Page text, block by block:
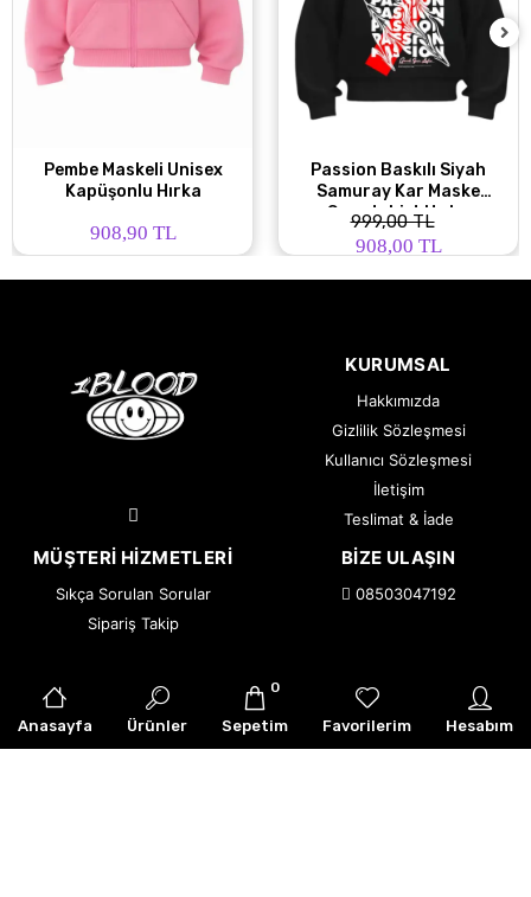
Pembe Maskeli Unisex
Kapüşonlu Hırka
908,90 TL
Passion Baskılı Siyah
Samuray Kar Maske
Sweatshirt Hırka
999,00 TL
908,00 TL
KURUMSAL
Hakkımızda
Gizlilik Sözleşmesi
Kullanıcı Sözleşmesi
İletişim
Teslimat & İade
MÜŞTERI HIZMETLERI
Sıkça Sorulan Sorular
Sipariş Takip
BIZE ULAŞIN
08503047192
© 2026 1BLOOD — Tüm Hakları Saklıdır. | Armor Creative
Anasayfa Ürünler Sepetim
0
Favorilerim Hesabım